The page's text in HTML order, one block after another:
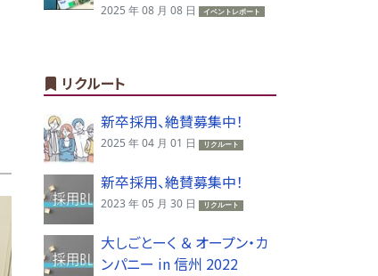
2025 年 08 月 08 日 イベントレポート
リクルート
新卒採用、絶賛募集中！
2025 年 04 月 01 日 リクルート
新卒採用、絶賛募集中！
2023 年 05 月 30 日 リクルート
大しごとーく ＆ オープン・カ
ンパニー in 信州 2022